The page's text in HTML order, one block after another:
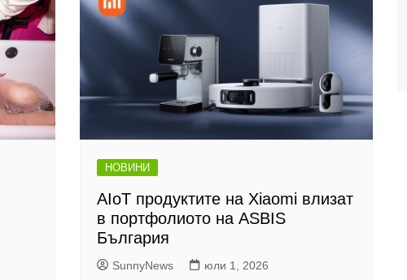
НОВИНИ
AIoT продуктите на Xiaomi влизат
в портфолиото на ASBIS
България
SunnyNews юли 1, 2026